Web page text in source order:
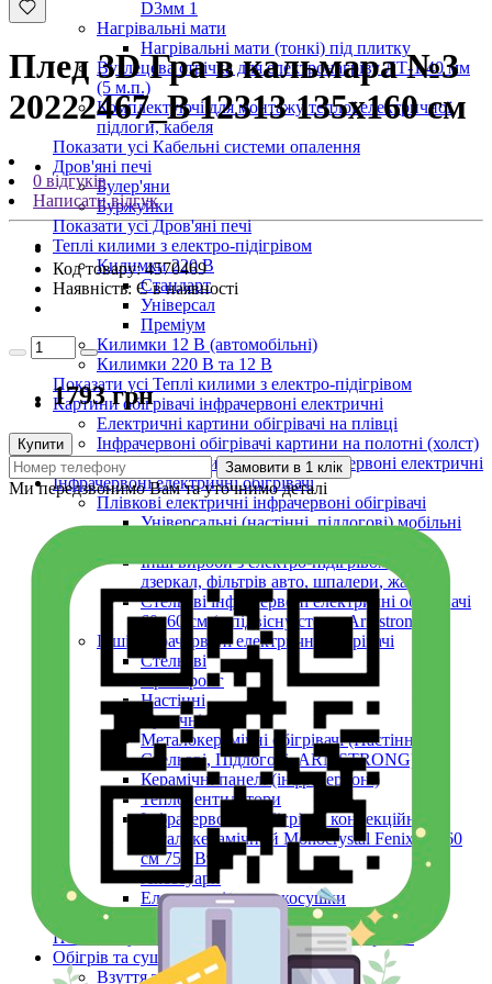
D3мм 1
Нагрівальні мати
Нагрівальні мати (тонкі) під плитку
Вуглецева стрічка для електронагріву ЛТ-1 40 мм
(5 м.п.)
Комплектуючі для монтажу теплої електричної
підлоги, кабеля
Показати усі Кабельні системи опалення
Дров'яні печі
Булер'яни
Буржуйки
Показати усі Дров'яні печі
Теплі килими з електро-підігрівом
Килимки 220 В
Стандарт
Універсал
Преміум
Килимки 12 В (автомобільні)
Килимки 220 В та 12 В
Показати усі Теплі килими з електро-підігрівом
Картини обігрівачі інфрачервоні електричні
Електричні картини обігрівачі на плівці
Інфрачервоні обігрівачі картини на полотні (холст)
Показати усі Картини обігрівачі інфрачервоні електричні
Інфрачервоні електричні обігрівачі
Плівкові електричні інфрачервоні обігрівачі
Універсальні (настінні, підлогові) мобільні
Інші вироби з електро-підігрівом (вікон,
дзеркал, фільтрів авто, шпалери, жалюзі)
Стельові інфрачервоні електричні обігрівачі
60х60 см (в підвісну стелю Armstrong)
Інші інфрачервоні електричні обігрівачі
Стельові
Армстронг
Настінні
Вуличні
Металокерамічні обігрівачі (Настінні,
Стельові, Підлогові, ARMSTRONG)
Керамічні панелі (інфрачервоні)
Тепловентилятори
Інфрачервоний обігрівач конвекційний
металокерамічний Monocrystal Fenix 60x60
см 750 Вт
Аксесуари
Електричні рушникосушки
Електроконвектори
Показати усі Інфрачервоні електричні обігрівачі
Обігрів та сушіння
Взуття та одяг з електро-підігрівом
Плед 3D Гра в кальмара №3
20222467_B 12313 135х160 см
0 відгуків
Написати відгук
Код товару:4570469
Наявність: Є в наявності
1793 грн
Купити
Замовити в 1 клік
Ми передзвонимо Вам та уточнимо деталі